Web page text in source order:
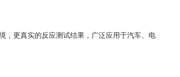
，更真实的反应测试结果，广泛应用于汽车、电